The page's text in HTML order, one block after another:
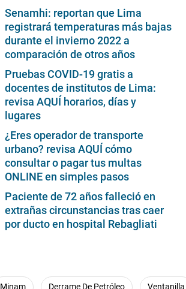
Senamhi: reportan que Lima
registrará temperaturas más bajas
durante el invierno 2022 a
comparación de otros años
Pruebas COVID-19 gratis a
docentes de institutos de Lima:
revisa AQUÍ horarios, días y
lugares
¿Eres operador de transporte
urbano? revisa AQUÍ cómo
consultar o pagar tus multas
ONLINE en simples pasos
Paciente de 72 años falleció en
extrañas circunstancias tras caer
por ducto en hospital Rebagliati
Minam Derrame De Petróleo Ventanilla